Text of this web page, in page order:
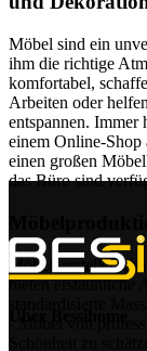
Möbel sind ein
ihm die richtige
komfortabel,
Arbeiten oder
entspannen. Immer
einem Online-
einen großen
das Büro sind
Möbelhersteller,
bieten erstaunliche